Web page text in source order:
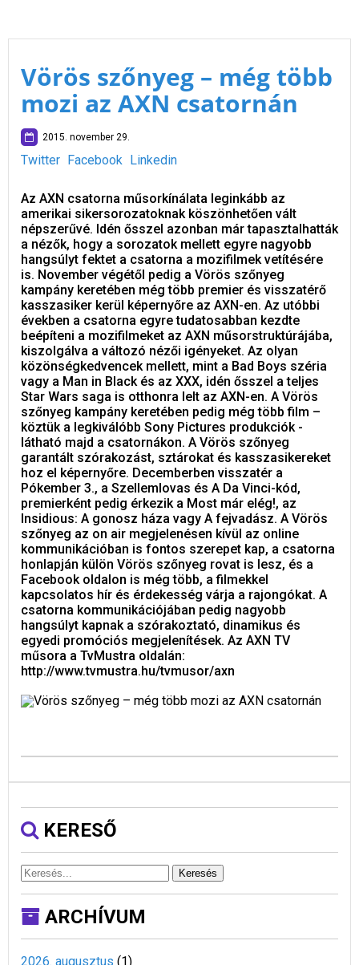
Vörös szőnyeg – még több
mozi az AXN csatornán
2015. november 29.
Twitter Facebook Linkedin
Az AXN csatorna műsorkínálata leginkább az
amerikai sikersorozatoknak köszönhetően vált
népszerűvé. Idén ősszel azonban már tapasztalhatták
a nézők, hogy a sorozatok mellett egyre nagyobb
hangsúlyt fektet a csatorna a mozifilmek vetítésére
is. November végétől pedig a Vörös szőnyeg
kampány keretében még több premier és visszatérő
kasszasiker kerül képernyőre az AXN-en. Az utóbbi
években a csatorna egyre tudatosabban kezdte
beépíteni a mozifilmeket az AXN műsorstruktúrájába,
kiszolgálva a változó nézői igényeket. Az olyan
közönségkedvencek mellett, mint a Bad Boys széria
vagy a Man in Black és az XXX, idén ősszel a teljes
Star Wars saga is otthonra lelt az AXN-en. A Vörös
szőnyeg kampány keretében pedig még több film –
köztük a legkiválóbb Sony Pictures produkciók -
látható majd a csatornákon. A Vörös szőnyeg
garantált szórakozást, sztárokat és kasszasikereket
hoz el képernyőre. Decemberben visszatér a
Pókember 3., a Szellemlovas és A Da Vinci-kód,
premierként pedig érkezik a Most már elég!, az
Insidious: A gonosz háza vagy A fejvadász. A Vörös
szőnyeg az on air megjelenésen kívül az online
kommunikációban is fontos szerepet kap, a csatorna
honlapján külön Vörös szőnyeg rovat is lesz, és a
Facebook oldalon is még több, a filmekkel
kapcsolatos hír és érdekesség várja a rajongókat. A
csatorna kommunikációjában pedig nagyobb
hangsúlyt kapnak a szórakoztató, dinamikus és
egyedi promóciós megjelenítések. Az AXN TV
műsora a TvMustra oldalán:
http://www.tvmustra.hu/tvmusor/axn
KERESŐ
Keresés
ARCHÍVUM
2026. augusztus (1)